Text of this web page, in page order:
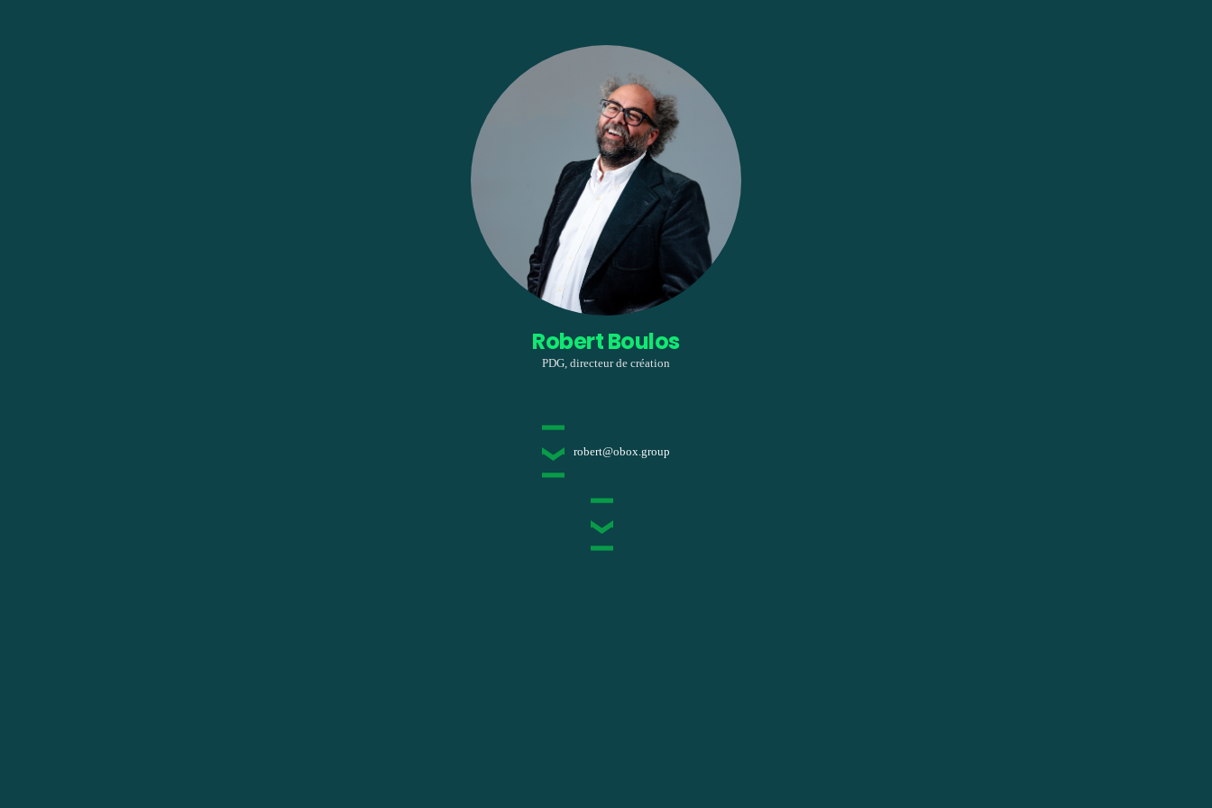
Robert Boulos
PDG, directeur de création
robert@obox.group